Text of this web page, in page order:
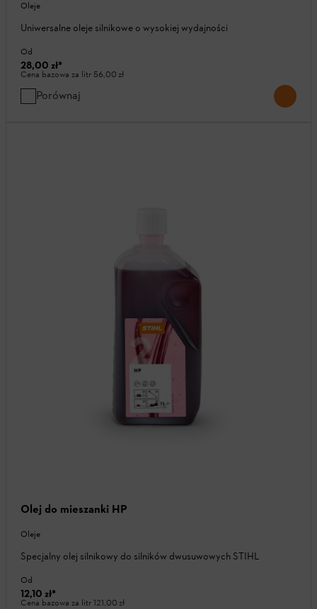
Oleje
Uniwersalne oleje silnikowe o wysokiej wydajności
Od
28,00 zł*
Cena bazowa za litr56,00 zł
Porównaj
Olej do mieszanki HP
Oleje
Specjalny olej silnikowy do silników dwusuwowych STIHL
Od
12,10 zł*
Cena bazowa za litr121,00 zł